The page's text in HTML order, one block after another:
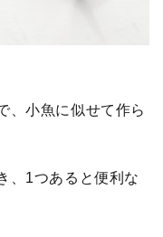
、小魚に似せて作ら
、1つあると便利な